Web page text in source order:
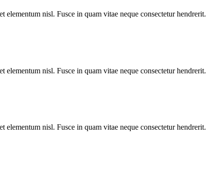
nisl. Fusce in quam vitae neque consectetur hendrerit.
nisl. Fusce in quam vitae neque consectetur hendrerit.
nisl. Fusce in quam vitae neque consectetur hendrerit.